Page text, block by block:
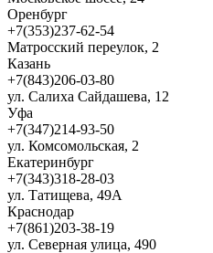
Оренбург
+7(353)237-62-54
Матросский переулок, 2
Казань
+7(843)206-03-80
ул. Салиха Сайдашева, 12
Уфа
+7(347)214-93-50
ул. Комсомольская, 2
Екатеринбург
+7(343)318-28-03
ул. Татищева, 49А
Краснодар
+7(861)203-38-19
ул. Северная улица, 490